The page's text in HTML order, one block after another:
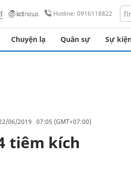
Hotline: 0916118822
Chuyện lạ Quân sự Sự
06/2019 07:05 (GMT+07:00)
tiêm kích